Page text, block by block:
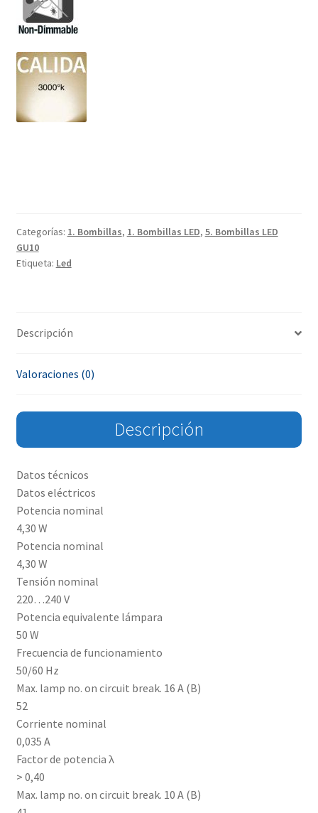
Categorías: 1. Bombillas, 1. Bombillas LED, 5. Bombillas LED
GU10
Etiqueta: Led
Descripción
Valoraciones (0)
Descripción
Datos técnicos
Datos eléctricos
Potencia nominal
4,30 W
Potencia nominal
4,30 W
Tensión nominal
220…240 V
Potencia equivalente lámpara
50 W
Frecuencia de funcionamiento
50/60 Hz
Max. lamp no. on circuit break. 16 A (B)
52
Corriente nominal
0,035 A
Factor de potencia λ
> 0,40
Max. lamp no. on circuit break. 10 A (B)